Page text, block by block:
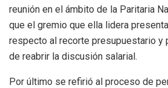
reunión en el ámbito de la Paritaria
que el gremio que ella lidera
respecto al recorte presupuestario y
de reabrir la discusión salarial.
Por último se refirió al proceso de